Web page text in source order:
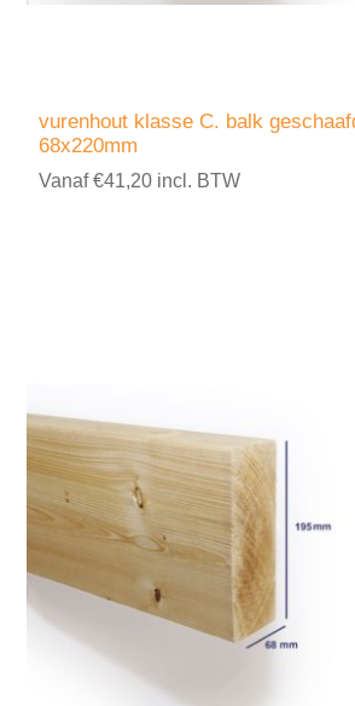
vurenhout klasse C. balk
68x220mm
Vanaf €41,20 incl. BTW